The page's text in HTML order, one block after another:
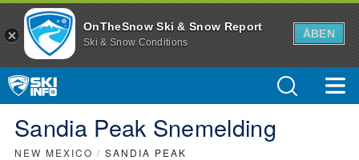
OnTheSnow Ski & Snow Report
Ski & Snow Conditions
ÅBEN
Sandia Peak Snemelding
NEW MEXICO / SANDIA PEAK